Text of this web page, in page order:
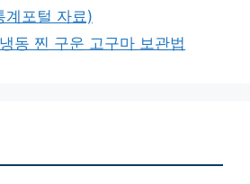
계포털 자료)
동 찐 구운 고구마 보관법